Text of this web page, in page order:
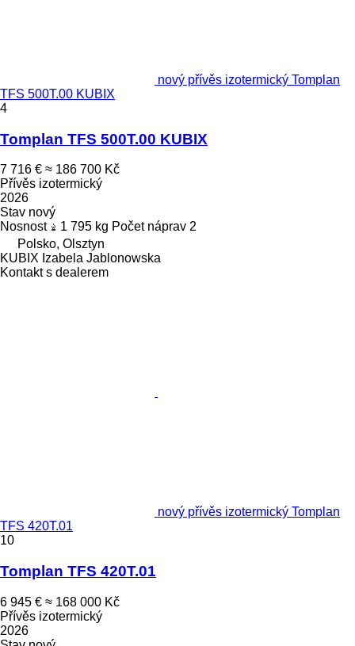
nový přívěs izotermický Tomplan
TFS 500T.00 KUBIX
4
Tomplan TFS 500T.00 KUBIX
7 716 € ≈ 186 700 Kč
Přívěs izotermický
2026
Stav nový
Nosnost
1 795 kg Počet náprav 2
Polsko, Olsztyn
KUBIX Izabela Jablonowska
Kontakt s dealerem
nový přívěs izotermický Tomplan
TFS 420T.01
10
Tomplan TFS 420T.01
6 945 € ≈ 168 000 Kč
Přívěs izotermický
2026